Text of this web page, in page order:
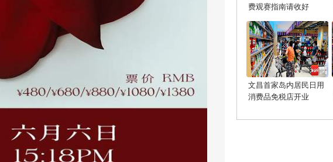
费观赛指南请收好
文昌首家岛内居民日用
消费品免税店开业